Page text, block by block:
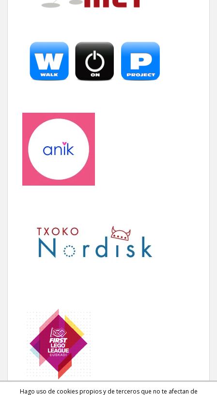
Hago uso de cookies propios y de terceros que no te afectan de